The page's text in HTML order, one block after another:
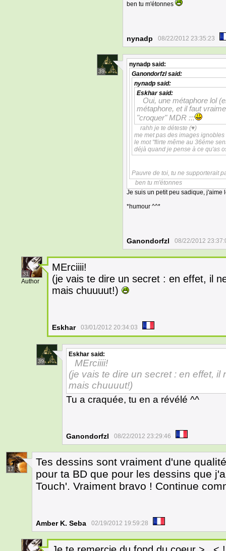
ben tu m'étonnes
nynadp 08/22/2012 23:35:23
39
nynadp said:
Ganondorfzlsaid:
nynadp said:
Eskharsaid:
Oui, une métaphore lol
métaphore, et il faut
"croquer" MDR :::
rahh je te déteste (♥)
me met pas des images ignobles
le mot "flirte même au 36éme
déjà quand je pense à ce qu'as
Pauvre de toi, tu ne supporterait
ben tu m'étonnes
Je suis un petit peu sadique, j'aime
*humour ^^*
Ganondorfzl 08/22/2012
31
Author
MErciiii!
(je vais te dire un secret : en effet, il
mais chuuuut!)
Eskhar 03/01/2012 20:34:03
39
Eskhar said:
MErciiii!
(je vais te dire un secret : en effet,
mais chuuuut!)
Tu a craquée, tu en a révélé ^^
Ganondorfzl 08/22/2012 23:29:46
17
Tes dessins sont vraiment d'une
pour ta BD que pour les dessins que
Touch'. Vraiment bravo ! Continue
Amber K. Seba 02/19/2012 19:59:28